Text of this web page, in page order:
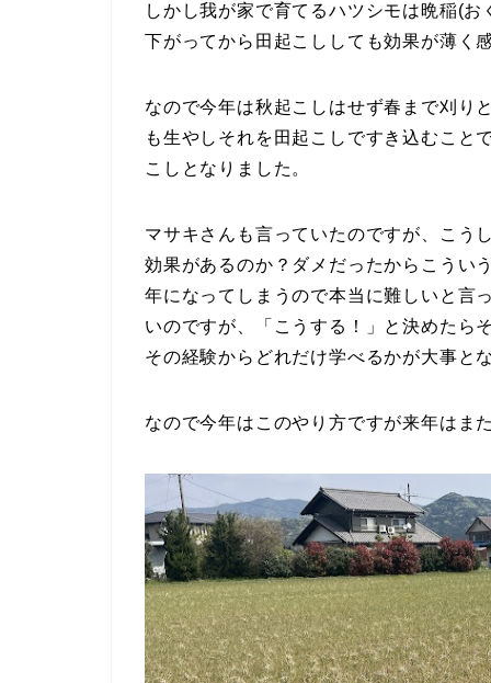
しかし我が家で育てるハツシモは晩稲(
下がってから田起こししても効果が薄く
なので今年は秋起こしはせず春まで刈り
も生やしそれを田起こしですき込むこと
こしとなりました。
マサキさんも言っていたのですが、こう
効果があるのか？ダメだったからこうい
年になってしまうので本当に難しいと言
いのですが、「こうする！」と決めたら
その経験からどれだけ学べるかが大事と
なので今年はこのやり方ですが来年はま